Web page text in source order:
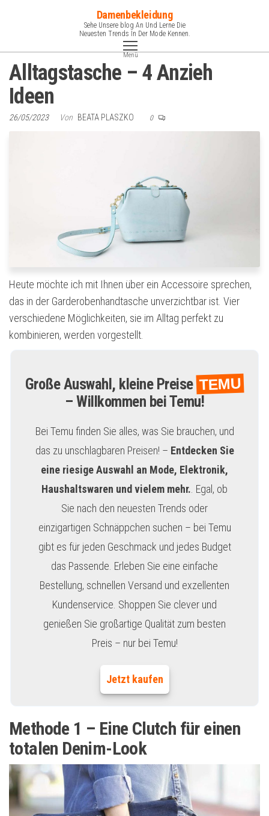
Damenbekleidung
Sehe Unsere blog An Und Lerne Die
Neuesten Trends In Der Mode Kennen.
Menü
Alltagstasche – 4 Anzieh
Ideen
26/05/2023 Von BEATA PLASZKO 0
Heute möchte ich mit Ihnen über ein Accessoire sprechen,
das in der Garderobenhandtasche unverzichtbar ist. Vier
verschiedene Möglichkeiten, sie im Alltag perfekt zu
kombinieren, werden vorgestellt.
Große Auswahl, kleine PreiseTEMU
– Willkommen bei Temu!
Bei Temu finden Sie alles, was Sie brauchen, und
das zu unschlagbaren Preisen! – Entdecken Sie
eine riesige Auswahl an Mode, Elektronik,
Haushaltswaren und vielem mehr. . Egal, ob
Sie nach den neuesten Trends oder
einzigartigen Schnäppchen suchen – bei Temu
gibt es für jeden Geschmack und jedes Budget
das Passende. Erleben Sie eine einfache
Bestellung, schnellen Versand und exzellenten
Kundenservice. Shoppen Sie clever und
genießen Sie großartige Qualität zum besten
Preis – nur bei Temu!
Jetzt kaufen
Methode 1 – Eine Clutch für einen
totalen Denim-Look